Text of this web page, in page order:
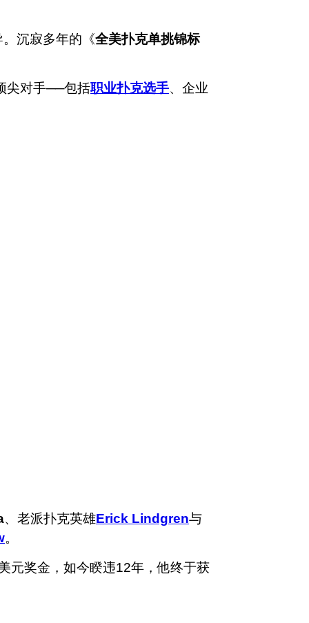
沉寂多年的《全美扑克单挑锦标
尖对手──包括职业扑克选手、企业
、老派扑克英雄Erick Lindgren与
。
元奖金，如今睽违12年，他终于获